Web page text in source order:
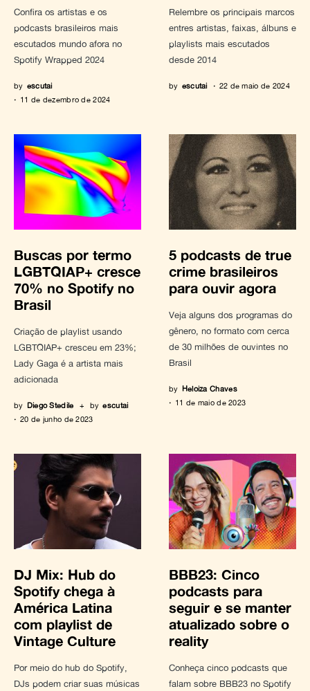
Confira os artistas e os
podcasts brasileiros mais
escutados mundo afora no
Spotify Wrapped 2024
by escutai
11 de dezembro de 2024
Relembre os principais marcos
entres artistas, faixas, álbuns e
playlists mais escutados
desde 2014
by escutai 22 de maio de 2024
Buscas por termo
LGBTQIAP+ cresce
70% no Spotify no
Brasil
Criação de playlist usando
LGBTQIAP+ cresceu em 23%;
Lady Gaga é a artista mais
adicionada
by Diego Stedile + by escutai
20 de junho de 2023
5 podcasts de true
crime brasileiros
para ouvir agora
Veja alguns dos programas do
gênero, no formato com cerca
de 30 milhões de ouvintes no
Brasil
by Heloiza Chaves
11 de maio de 2023
DJ Mix: Hub do
Spotify chega à
América Latina
com playlist de
Vintage Culture
Por meio do hub do Spotify,
DJs podem criar suas músicas
BBB23: Cinco
podcasts para
seguir e se manter
atualizado sobre o
reality
Conheça cinco podcasts que
falam sobre BBB23 no Spotify